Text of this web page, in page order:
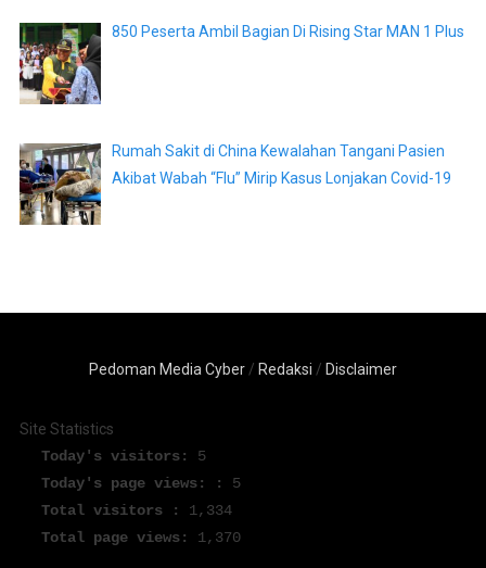
850 Peserta Ambil Bagian Di Rising Star MAN 1 Plus
Rumah Sakit di China Kewalahan Tangani Pasien
Akibat Wabah “Flu” Mirip Kasus Lonjakan Covid-19
Pedoman Media Cyber / Redaksi / Disclaimer
Site Statistics
Today's visitors: 5
Today's page views: : 5
Total visitors : 1,334
Total page views: 1,370